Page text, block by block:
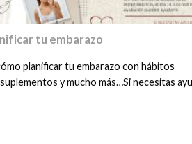
tu embarazo
planificar tu embarazo con hábitos
y mucho más…Si necesitas